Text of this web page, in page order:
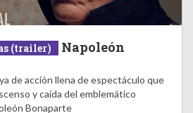
(trailer) Napoleón
de acción llena de espectáculo que
y caída del emblemático
Bonaparte